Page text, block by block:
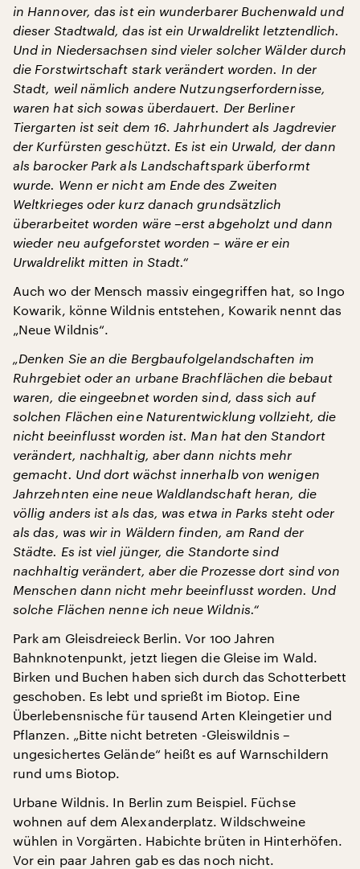
in Hannover, das ist ein wunderbarer Buchenwald und
dieser Stadtwald, das ist ein Urwaldrelikt letztendlich.
Und in Niedersachsen sind vieler solcher Wälder durch
die Forstwirtschaft stark verändert worden. In der
Stadt, weil nämlich andere Nutzungserfordernisse,
waren hat sich sowas überdauert. Der Berliner
Tiergarten ist seit dem 16. Jahrhundert als Jagdrevier
der Kurfürsten geschützt. Es ist ein Urwald, der dann
als barocker Park als Landschaftspark überformt
wurde. Wenn er nicht am Ende des Zweiten
Weltkrieges oder kurz danach grundsätzlich
überarbeitet worden wäre –erst abgeholzt und dann
wieder neu aufgeforstet worden – wäre er ein
Urwaldrelikt mitten in Stadt.“
Auch wo der Mensch massiv eingegriffen hat, so Ingo
Kowarik, könne Wildnis entstehen, Kowarik nennt das
„Neue Wildnis“.
„Denken Sie an die Bergbaufolgelandschaften im
Ruhrgebiet oder an urbane Brachflächen die bebaut
waren, die eingeebnet worden sind, dass sich auf
solchen Flächen eine Naturentwicklung vollzieht, die
nicht beeinflusst worden ist. Man hat den Standort
verändert, nachhaltig, aber dann nichts mehr
gemacht. Und dort wächst innerhalb von wenigen
Jahrzehnten eine neue Waldlandschaft heran, die
völlig anders ist als das, was etwa in Parks steht oder
als das, was wir in Wäldern finden, am Rand der
Städte. Es ist viel jünger, die Standorte sind
nachhaltig verändert, aber die Prozesse dort sind von
Menschen dann nicht mehr beeinflusst worden. Und
solche Flächen nenne ich neue Wildnis.“
Park am Gleisdreieck Berlin. Vor 100 Jahren
Bahnknotenpunkt, jetzt liegen die Gleise im Wald.
Birken und Buchen haben sich durch das Schotterbett
geschoben. Es lebt und sprießt im Biotop. Eine
Überlebensnische für tausend Arten Kleingetier und
Pflanzen. „Bitte nicht betreten -Gleiswildnis –
ungesichertes Gelände“ heißt es auf Warnschildern
rund ums Biotop.
Urbane Wildnis. In Berlin zum Beispiel. Füchse
wohnen auf dem Alexanderplatz. Wildschweine
wühlen in Vorgärten. Habichte brüten in Hinterhöfen.
Vor ein paar Jahren gab es das noch nicht.